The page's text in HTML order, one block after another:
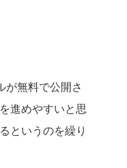
が無料で公開さ
進めやすいと思
というのを繰り